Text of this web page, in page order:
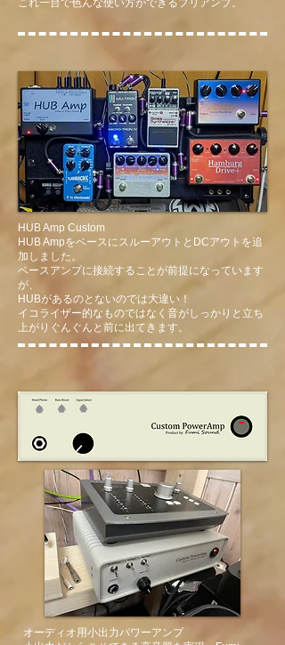
​これ一台で色んな使い方ができるプリアンプ。
HUB Amp Custom
HUB AmpをベースにスルーアウトとDCアウトを追
加しました。
ベースアンプに接続することが前提になっています
が、
HUBがあるのとないのでは大違い！
イコライザー的なものではなく音がしっかりと立ち
上がりぐんぐんと前に出てきます。
オーディオ用小出力パワーアンプ